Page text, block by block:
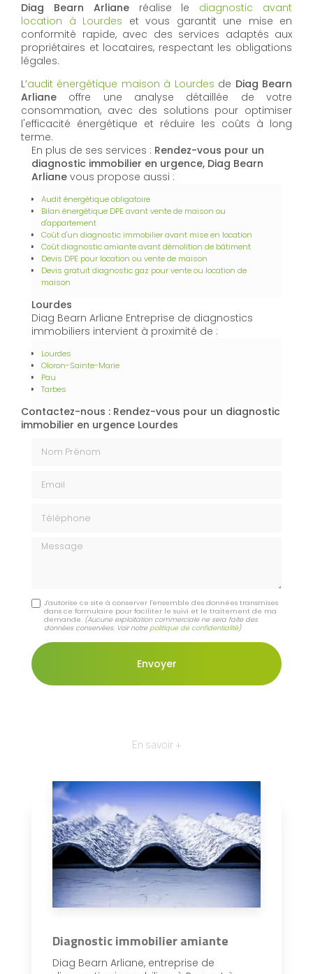
Diag Bearn Arliane réalise le diagnostic avant
location à Lourdes et vous garantit une mise en
conformité rapide, avec des services adaptés aux
propriétaires et locataires, respectant les obligations
légales.
L’audit énergétique maison à Lourdes de Diag Bearn
Arliane offre une analyse détaillée de votre
consommation, avec des solutions pour optimiser
l'efficacité énergétique et réduire les coûts à long
terme.
En plus de ses services : Rendez-vous pour un
diagnostic immobilier en urgence, Diag Bearn
Arliane vous propose aussi :
Audit énergétique obligatoire
Bilan énergétique DPE avant vente de maison ou
d'appartement
Coût d'un diagnostic immobilier avant mise en location
Coût diagnostic amiante avant démolition de bâtiment
Devis DPE pour location ou vente de maison
Devis gratuit diagnostic gaz pour vente ou location de
maison
Lourdes
Diag Bearn Arliane Entreprise de diagnostics
immobiliers intervient à proximité de :
Lourdes
Oloron-Sainte-Marie
Pau
Tarbes
Contactez-nous : Rendez-vous pour un diagnostic
immobilier en urgence Lourdes
Message
J'autorise ce site à conserver l'ensemble des données transmises
dans ce formulaire pour faciliter le suivi et le traitement de ma
demande. (Aucune exploitation commerciale ne sera faite des
données conservées. Voir notre politique de confidentialité)
En savoir +
Diagnostic immobilier amiante
Diag Bearn Arliane, entreprise de